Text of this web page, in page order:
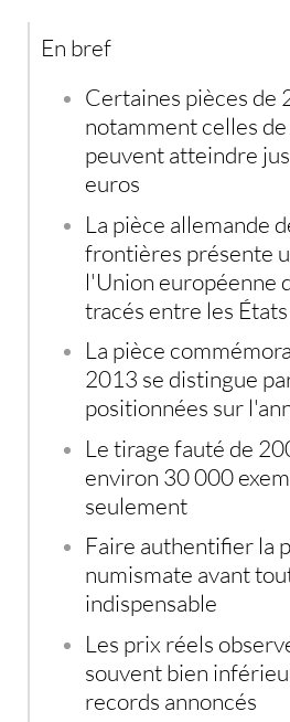
Les circuits de vente qui font
En bref
Certaines pièces de
notamment celles
peuvent atteindre
euros
La pièce allemande
frontières présente
l'Union européenne
tracés entre les États
La pièce
2013 se distingue
positionnées sur
Le tirage fauté de
environ 30 000
seulement
Faire authentifier la
numismate avant
indispensable
Les prix réels
souvent bien
records annoncés